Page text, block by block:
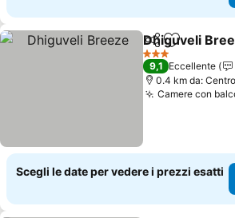
CondividiAggiungi
Dhiguveli
3 Stelle
9,1 Eccellente
0.4 km da: Centro
Camere con
Scegli le date per vedere i prezzi esatti